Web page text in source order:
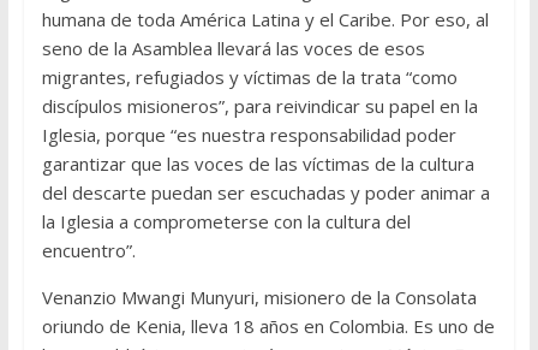
humana de toda América Latina y el Caribe. Por eso, al
seno de la Asamblea llevará las voces de esos
migrantes, refugiados y víctimas de la trata “como
discípulos misioneros”, para reivindicar su papel en la
Iglesia, porque “es nuestra responsabilidad poder
garantizar que las voces de las víctimas de la cultura
del descarte puedan ser escuchadas y poder animar a
la Iglesia a comprometerse con la cultura del
encuentro”.
Venanzio Mwangi Munyuri, misionero de la Consolata
oriundo de Kenia, lleva 18 años en Colombia. Es uno de